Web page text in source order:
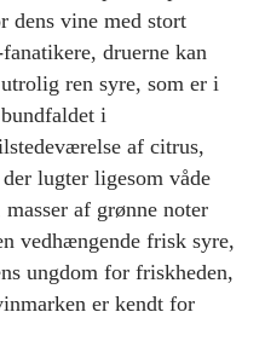
dens vine med stort
druerne kan
ren syre, som er i
i
af citrus,
lugter ligesom våde
af grønne noter
vedhængende frisk syre,
ungdom for friskheden,
er kendt for